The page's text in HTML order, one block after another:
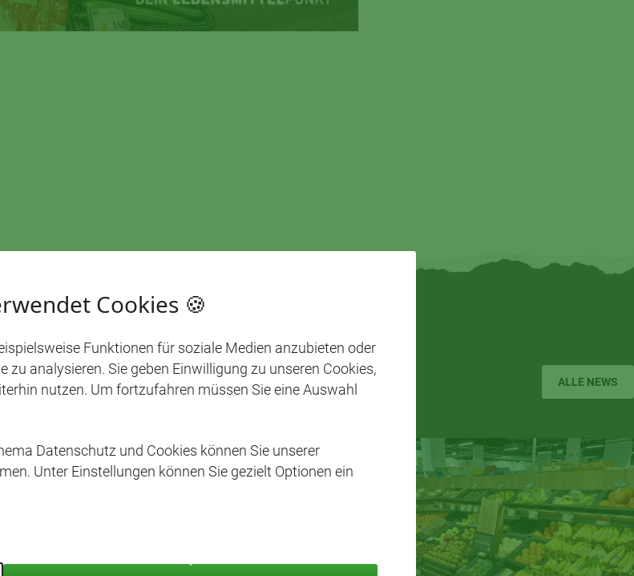
ALLE NEWS
Cookies 🍪
Funktionen für soziale Medien anzubieten oder
zu analysieren. Sie geben Einwilligung zu unseren Cookies,
nutzen. Um fortzufahren müssen Sie eine Auswahl
Datenschutz und Cookies können Sie unserer
Unter Einstellungen können Sie gezielt Optionen ein